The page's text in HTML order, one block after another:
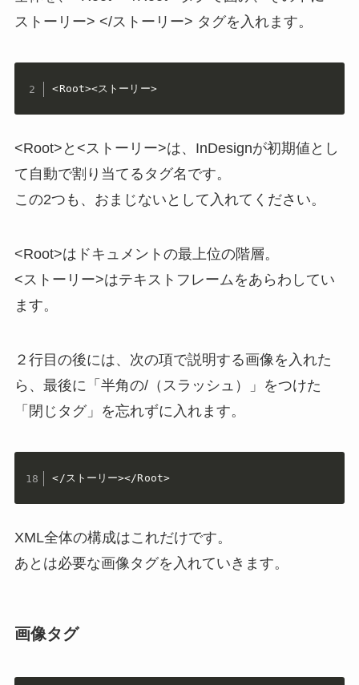
ストーリー> </ストーリー> タグを入れます。
<Root><ストーリー>
<Root>と<ストーリー>は、InDesignが初期値とし
て自動で割り当てるタグ名です。
この2つも、おまじないとして入れてください。
<Root>はドキュメントの最上位の階層。
<ストーリー>はテキストフレームをあらわしてい
ます。
２行目の後には、次の項で説明する画像を入れた
ら、最後に「半角の/（スラッシュ）」をつけた
「閉じタグ」を忘れずに入れます。
</ストーリー></Root>
XML全体の構成はこれだけです。
あとは必要な画像タグを入れていきます。
画像タグ